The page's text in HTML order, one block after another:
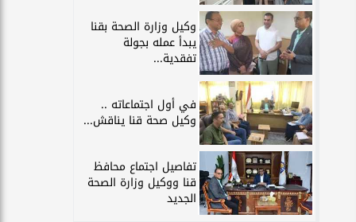
وكيل وزارة الصحة بقنا
يبدأ عمله بجولة
تفقدية...
في أول اجتماعاته ..
وكيل صحة قنا يناقش...
تفاصيل اجتماع محافظ
قنا ووكيل وزارة الصحة
الجديد